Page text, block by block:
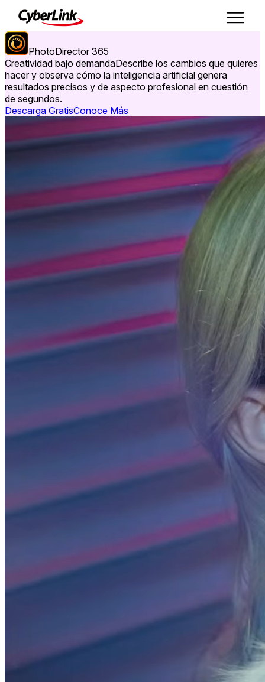
PhotoDirector 365
Creatividad bajo demandaDescribe los cambios que quieres
hacer y observa cómo la inteligencia artificial genera
resultados precisos y de aspecto profesional en cuestión
de segundos.
Descarga GratisConoce Más